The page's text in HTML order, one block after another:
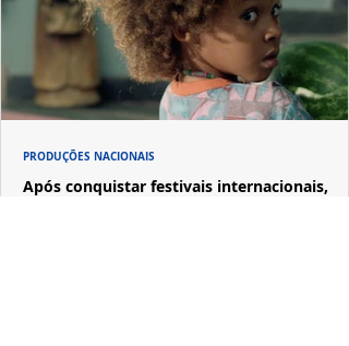
Após conquistar festivais internacionais,
PRODUÇÕES NACIONAIS